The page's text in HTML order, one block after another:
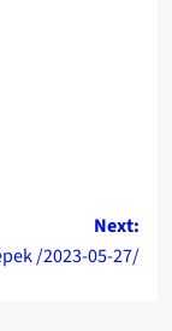
Next:
/2023-05-27/